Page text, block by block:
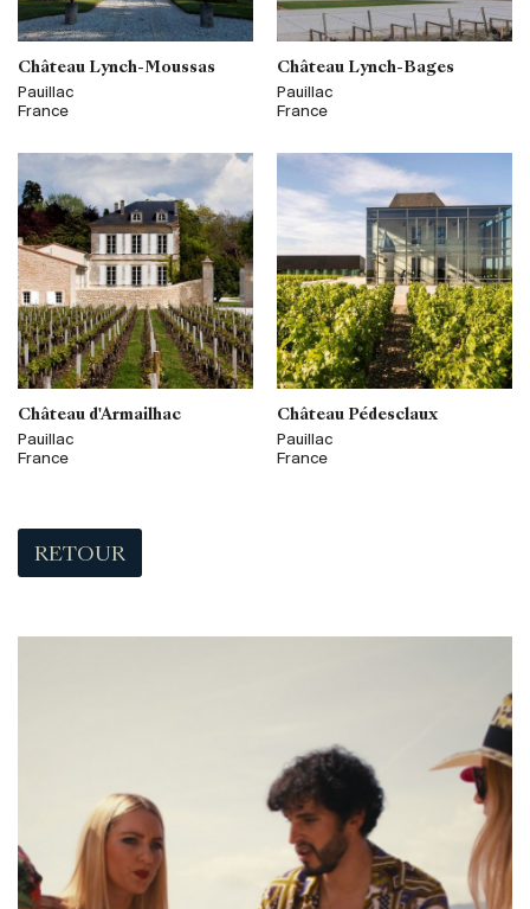
Château Lynch-Moussas
Pauillac
France
Château Lynch-Bages
Pauillac
France
Château d'Armailhac
Pauillac
France
Château Pédesclaux
Pauillac
France
RETOUR